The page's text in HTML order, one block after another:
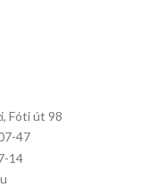
Fóti út 98
47
14